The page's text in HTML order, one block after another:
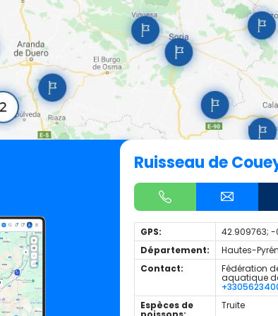
Ruisseau de
GPS:
42.909763; -
Département:
Hautes-
Contact:
Fédération
aquatique
Espèces de
Truite